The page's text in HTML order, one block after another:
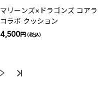
マリーンズ×ドラゴンズ コアラ
コラボ クッション
4,500円（税込）